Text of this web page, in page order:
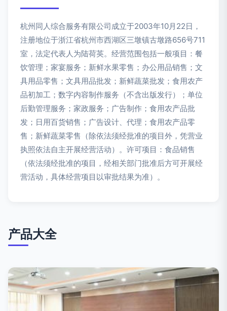
杭州同人综合服务有限公司成立于2003年10月22日，
注册地位于浙江省杭州市西湖区三墩镇古墩路656号711
室，法定代表人为陆荷英。经营范围包括一般项目：餐
饮管理；家宴服务；新鲜水果零售；办公用品销售；文
具用品零售；文具用品批发；新鲜蔬菜批发；食用农产
品初加工；数字内容制作服务（不含出版发行）；单位
后勤管理服务；家政服务；广告制作；食用农产品批
发；日用百货销售；广告设计、代理；食用农产品零
售；新鲜蔬菜零售（除依法须经批准的项目外，凭营业
执照依法自主开展经营活动）。许可项目：食品销售
（依法须经批准的项目，经相关部门批准后方可开展经
营活动，具体经营项目以审批结果为准）。
产品大全